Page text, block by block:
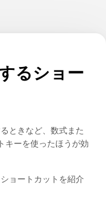
るショー
ときなど、数式また
キーを使ったほうが効
ョートカットを紹介